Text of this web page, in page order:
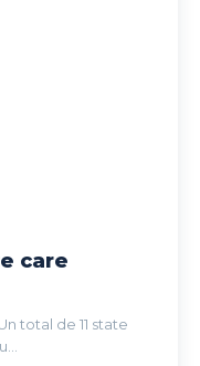
care
total de 11 state